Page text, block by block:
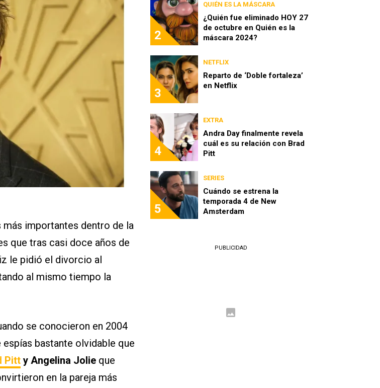
más importantes dentro de la
que tras casi doce años de
le pidió el divorcio al
al mismo tiempo la
se conocieron en 2004
espías bastante olvidable que
Pitt y Angelina Jolie que
en la pareja más
2
QUIÉN ES LA MÁSCARA
¿Quién fue eliminado HOY 27
de octubre en Quién es la
máscara 2024?
3
NETFLIX
Reparto de ‘Doble fortaleza’
en Netflix
4
EXTRA
Andra Day finalmente revela
cuál es su relación con Brad
Pitt
5
SERIES
Cuándo se estrena la
temporada 4 de New
Amsterdam
PUBLICIDAD